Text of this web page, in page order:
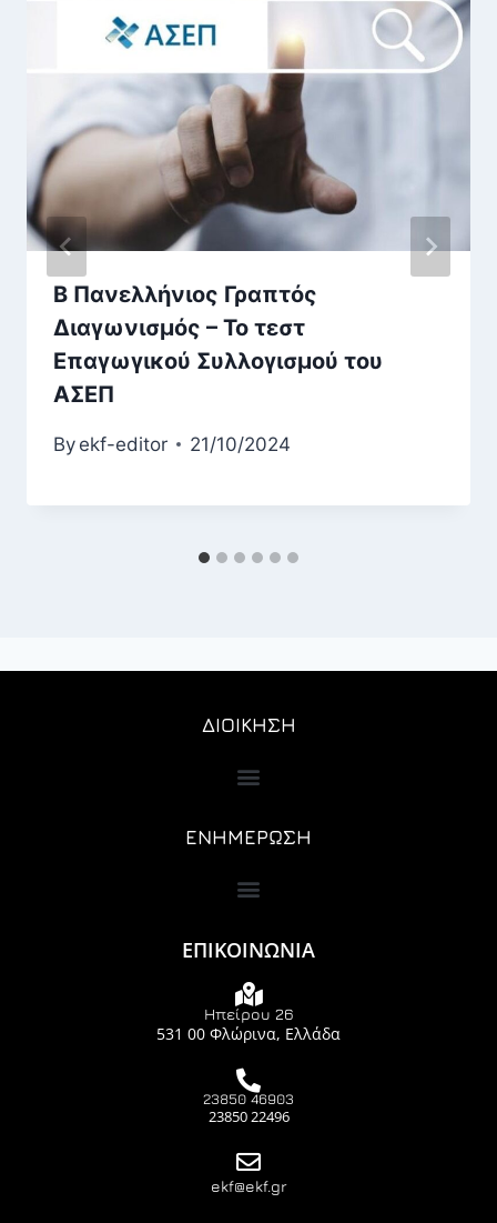
Β Πανελλήνιος Γραπτός
Διαγωνισμός – Το τεστ
Επαγωγικού Συλλογισμού του
ΑΣΕΠ
By ekf-editor 21/10/2024
ΔΙΟΙΚΗΣΗ
ΕΝΗΜΕΡΩΣΗ
ΕΠΙΚΟΙΝΩΝΙΑ
Ηπείρου 26
531 00 Φλώρινα, Ελλάδα
23850 46903
23850 22496
ekf@ekf.gr